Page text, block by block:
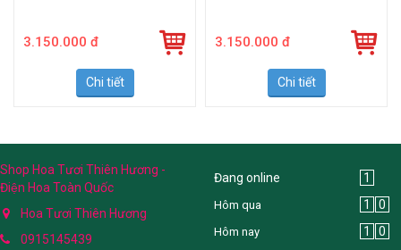
3.150.000 đ
Chi tiết
3.150.000 đ
Chi tiết
Shop Hoa Tươi Thiên Hương -
Điện Hoa Toàn Quốc
Hoa Tươi Thiên Hương
0915145439
Đang online 1
Hôm qua 1 0
Hôm nay 1 0